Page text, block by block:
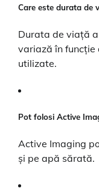
Care este durata de
Durata de viață
variază în funcție
utilizate.
Pot folosi Active
Active Imaging
și pe apă sărată.